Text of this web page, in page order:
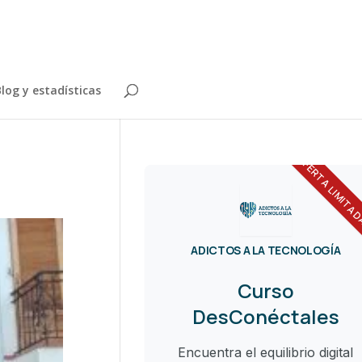
y estadísticas
OFERTA
ADICTOS A LA TECNOLOGÍA
Curso
DesConéctales
Encuentra el equilibrio digital